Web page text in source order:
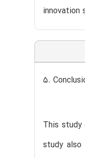
innovation
5.
This study
study